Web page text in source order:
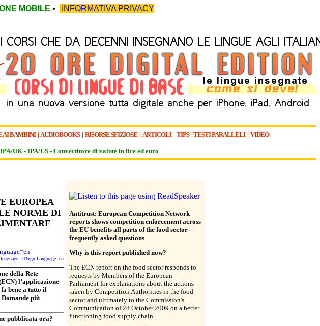
MOBILE • INFORMATIVA PRIVACY
AI BAMBINI| AUDIOBOOKS| RISORSE SFIZIOSE | ARTICOLI| TIPS|TESTI PARALLELI| VIDEO
UK- IPA/US - Convertitore di valute in lire ed euro
EUROPEA
NORME DI
della Rete
l’applicazione
bene a tutto il
più
pubblicata ora?
Antitrust: European Competition Network
reports shows competition enforcement across
the EU benefits all parts of the food sector -
frequently asked questions
Why is this report published now?
The ECN report on the food sector responds to
requests by Members of the European
Parliament for explanations about the actions
taken by Competition Authorities in the food
sector and ultimately to the Commission's
Communication of 28 October 2009 on a better
functioning food supply chain.